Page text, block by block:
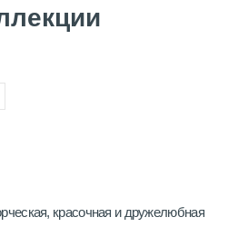
красочная и дружелюбная